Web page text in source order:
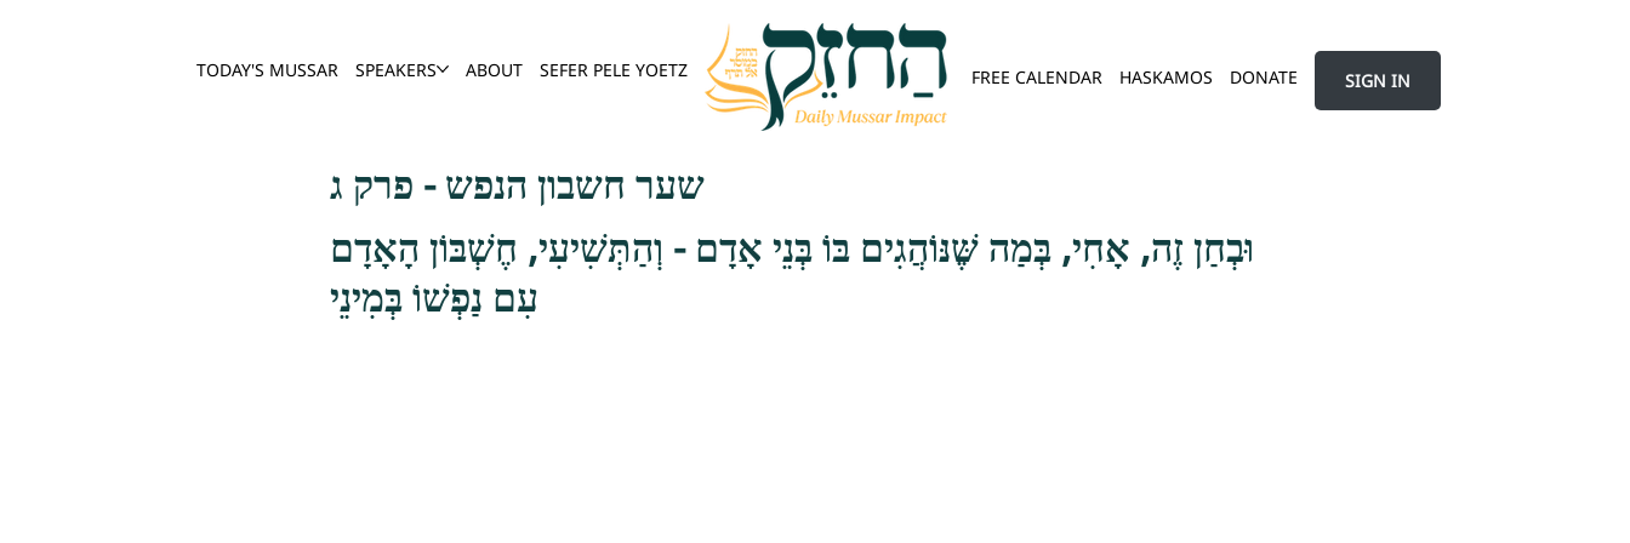
TODAY'S MUSSAR SPEAKERS ABOUT SEFER PELE YOETZ FREE CALENDAR HASKAMOS DONATE SIGN IN
שער חשבון הנפש - פרק ג
וּבְחַן זֶה, אָחִי, בְּמַה שֶּׁנּוֹהֲגִים בּוֹ בְּנֵי אָדָם - וְהַתְּשִׁיעִי, חֶשְׁבּוֹן הָאָדָם
עִם נַפְשׁוֹ בְּמִינֵי